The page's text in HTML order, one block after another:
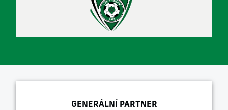
GENERÁLNÍ PARTNER